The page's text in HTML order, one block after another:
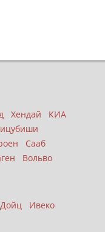
Хендай
КИА
Сааб
Вольво
Дойц
Ивеко